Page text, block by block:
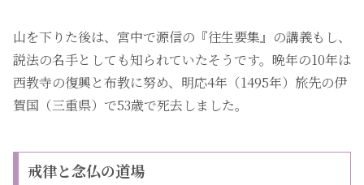
山を下りた後は、宮中で源信の『往生要集』の講義もし、
説法の名手としても知られていたそうです。晩年の10年は
西教寺の復興と布教に努め、明応4年（1495年）旅先の伊
賀国（三重県）で53歳で死去しました。
戒律と念仏の道場